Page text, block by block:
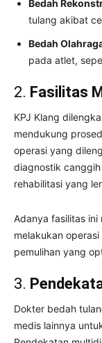
Bedah
tulang akibat
Bedah
pada atlet,
2. Fasilitas
KPJ Klang
mendukung
operasi yang
diagnostik
rehabilitasi yang
Adanya fasilitas
melakukan
pemulihan yang
3.
Dokter bedah
medis lainnya